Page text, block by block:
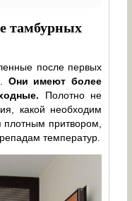
тамбурных
после первых
Они имеют более
Полотно не
какой необходим
плотным притвором,
температур.